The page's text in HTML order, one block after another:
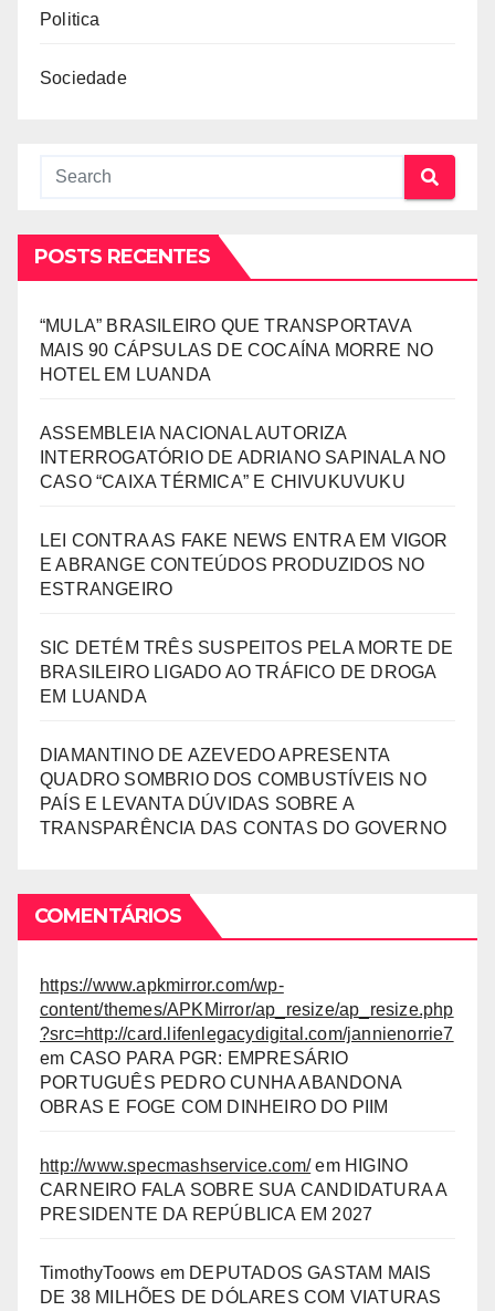
Politica
Sociedade
POSTS RECENTES
“MULA” BRASILEIRO QUE TRANSPORTAVA
MAIS 90 CÁPSULAS DE COCAÍNA MORRE NO
HOTEL EM LUANDA
ASSEMBLEIA NACIONAL AUTORIZA
INTERROGATÓRIO DE ADRIANO SAPINALA NO
CASO “CAIXA TÉRMICA” E CHIVUKUVUKU
LEI CONTRA AS FAKE NEWS ENTRA EM VIGOR
E ABRANGE CONTEÚDOS PRODUZIDOS NO
ESTRANGEIRO
SIC DETÉM TRÊS SUSPEITOS PELA MORTE DE
BRASILEIRO LIGADO AO TRÁFICO DE DROGA
EM LUANDA
DIAMANTINO DE AZEVEDO APRESENTA
QUADRO SOMBRIO DOS COMBUSTÍVEIS NO
PAÍS E LEVANTA DÚVIDAS SOBRE A
TRANSPARÊNCIA DAS CONTAS DO GOVERNO
COMENTÁRIOS
https://www.apkmirror.com/wp-
content/themes/APKMirror/ap_resize/ap_resize.php
?src=http://card.lifenlegacydigital.com/jannienorrie7
em CASO PARA PGR: EMPRESÁRIO
PORTUGUÊS PEDRO CUNHA ABANDONA
OBRAS E FOGE COM DINHEIRO DO PIIM
http://www.specmashservice.com/em HIGINO
CARNEIRO FALA SOBRE SUA CANDIDATURA A
PRESIDENTE DA REPÚBLICA EM 2027
TimothyToows em DEPUTADOS GASTAM MAIS
DE 38 MILHÕES DE DÓLARES COM VIATURAS